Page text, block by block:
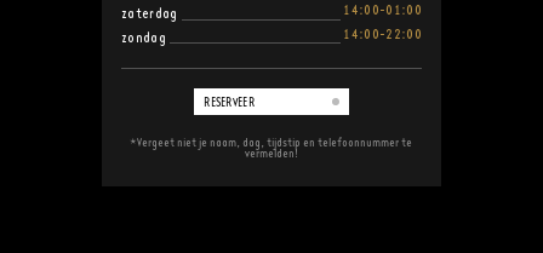
zaterdag
14:00-01:00
zondag
14:00-22:00
RESERVEER
*Vergeet niet je naam, dag, tijdstip en telefoonnummer te
vermelden!